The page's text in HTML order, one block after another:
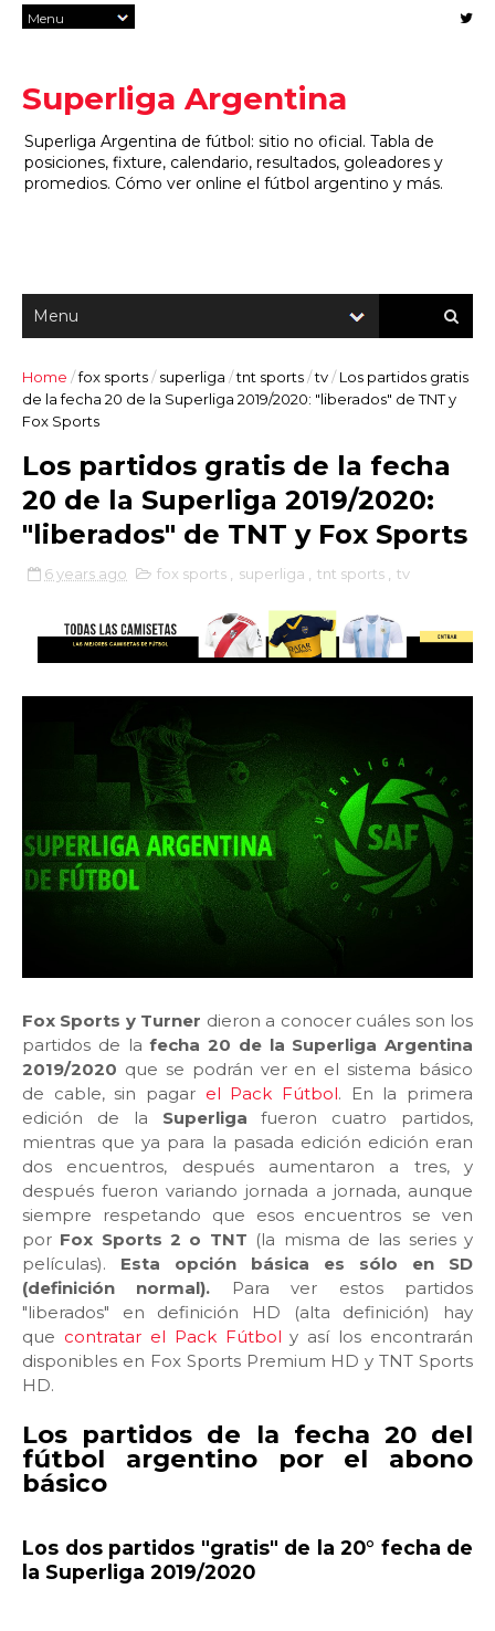
Superliga Argentina
Superliga Argentina de fútbol: sitio no oficial. Tabla de
posiciones, fixture, calendario, resultados, goleadores y
promedios. Cómo ver online el fútbol argentino y más.
Home /fox sports/superliga /tnt sports/tv/Los partidos gratis
de la fecha 20 de la Superliga 2019/2020: "liberados" de TNT y
Fox Sports
Los partidos gratis de la fecha
20 de la Superliga 2019/2020:
"liberados" de TNT y Fox Sports
6 years ago fox sports superliga tnt sports tv
Fox Sports y Turner dieron a conocer cuáles son los
partidos de lafecha 20 de la Superliga Argentina
2019/2020 que se podrán ver en el sistema básico
de cable, sin pagar el Pack Fútbol. En la primera
edición de la Superliga fueron cuatro partidos,
mientras que ya para la pasada edición edición eran
dos encuentros, después aumentaron a tres, y
después fueron variando jornada a jornada, aunque
siempre respetando que esos encuentros se ven
por Fox Sports 2 o TNT (la misma de las series y
películas). Esta opción básica es sólo en SD
(definición normal).
Para ver estos partidos
"liberados" en definición HD (alta definición) hay
que contratar el Pack Fútbol y así los encontrarán
disponibles en Fox Sports Premium HD y TNT Sports
HD.
Los partidos de la fecha 20 del
fútbol argentino por el abono
básico
Los dos partidos "gratis" de la 20° fecha de
la Superliga 2019/2020